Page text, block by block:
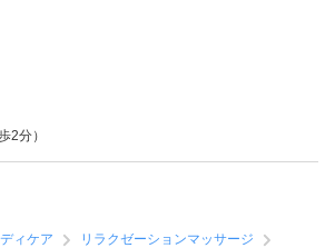
2分）
ィケア
リラクゼーションマッサージ